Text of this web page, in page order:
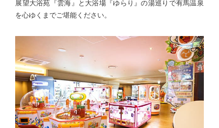
展望大浴苑『雲海』と大浴場『ゆらり』の湯巡りで有馬温泉
を心ゆくまでご堪能ください。